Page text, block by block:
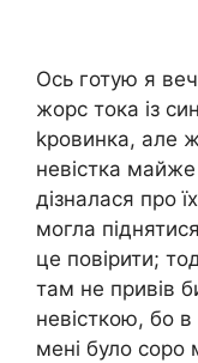
Ось готую я
жорс тока із
kровинка, але
невістка
дізналася про
могла
це повірити;
там не привів
невісткою, бо
мені було соро